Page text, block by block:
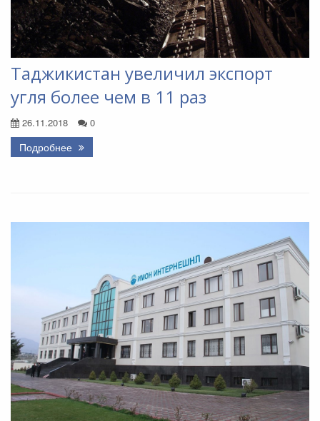
Таджикистан увеличил экспорт
угля более чем в 11 раз
26.11.2018 0
Подробнее